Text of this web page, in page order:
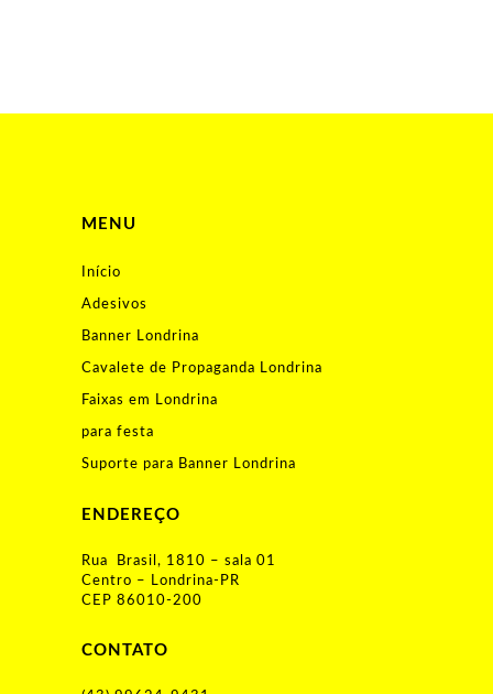
MENU
Início
Adesivos
Banner Londrina
Cavalete de Propaganda Londrina
Faixas em Londrina
para festa
Suporte para Banner Londrina
ENDEREÇO
Rua Brasil, 1810 – sala 01
Centro – Londrina-PR
CEP 86010-200
CONTATO